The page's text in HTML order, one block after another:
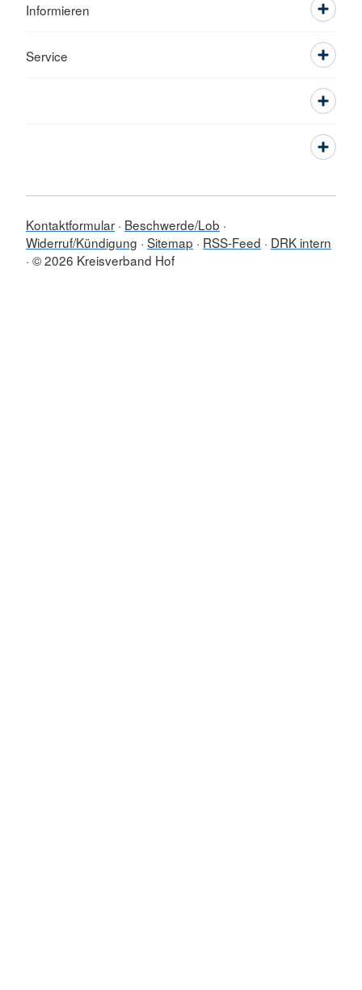
Informieren
Service
Kontaktformular Beschwerde/Lob
Widerruf/Kündigung Sitemap RSS-Feed
DRK intern
© 2026 Kreisverband Hof